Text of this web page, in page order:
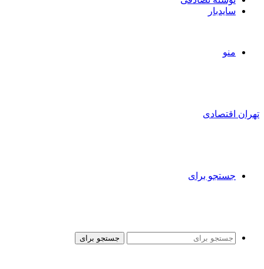
سایدبار
منو
تهران اقتصادی
جستجو برای
جستجو برای